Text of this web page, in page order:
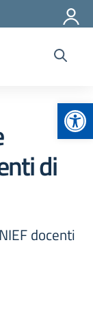
di
docenti